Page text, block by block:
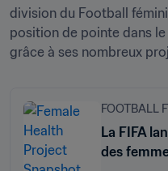
division du Football
position de pointe dans
FOOTBALL
La FIFA
des